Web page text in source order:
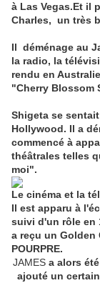
à Las Vegas.Et il
Charles, un très
Il déménage au
la radio, la
rendu en
"Cherry Blossom
Shigeta se
Hollywood. Il a
commencé à
théâtrales telles
moi".
Le cinéma et la
Il est apparu à
suivi d'un rôle en
a reçu un Golden
POURPRE.
JAMES a alors
ajouté un